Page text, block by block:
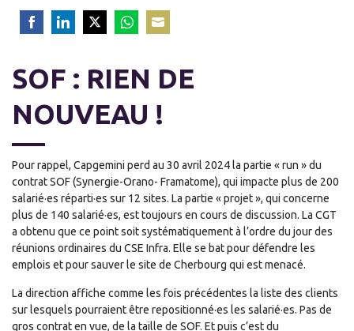
FacebookLinkedInTwitter
WhatsApp
Email
SOF : RIEN DE
NOUVEAU !
Pour rappel, Capgemini perd au 30 avril 2024 la partie « run » du
contrat SOF (Synergie-Orano- Framatome), qui impacte plus de 200
salarié·es réparti·es sur 12 sites. La partie « projet », qui concerne
plus de 140 salarié·es, est toujours en cours de discussion. La CGT
a obtenu que ce point soit systématiquement à l’ordre du jour des
réunions ordinaires du CSE Infra. Elle se bat pour défendre les
emplois et pour sauver le site de Cherbourg qui est menacé.
La direction affiche comme les fois précédentes la liste des clients
sur lesquels pourraient être repositionné·es les salarié·es. Pas de
gros contrat en vue, de la taille de SOF. Et puis c’est du